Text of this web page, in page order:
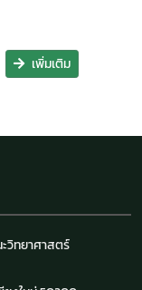
เพิ่มเติม
วิทยาศาสตร์